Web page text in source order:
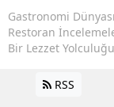
Gastronomi
Restoran
Bir Lezzet
RSS